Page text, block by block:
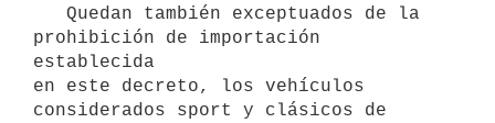
prohibición de importación
establecida
en este decreto, los vehículos
considerados sport y clásicos de